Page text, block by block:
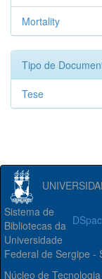
Mortality
Tipo de
Tese
Sistema de
Bibliotecas da
Universidade
Federal de Sergipe -
Núcleo de